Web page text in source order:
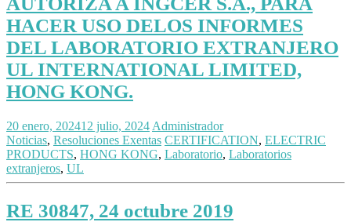
HACER USO DELOS INFORMES
DEL LABORATORIO EXTRANJERO
UL INTERNATIONAL LIMITED,
HONG KONG.
20 enero, 202412 julio, 2024 Administrador
Noticias, Resoluciones Exentas CERTIFICATION, ELECTRIC
PRODUCTS, HONG KONG, Laboratorio, Laboratorios
extranjeros, UL
RE 30847, 24 octubre 2019